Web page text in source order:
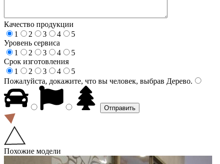
Качество продукции
1
2 3 4
5
Уровень сервиса
1
2 3 4
5
Срок изготовления
1
2 3 4
5
Пожалуйста, докажите, что вы человек, выбрав Дерево.
Похожие модели